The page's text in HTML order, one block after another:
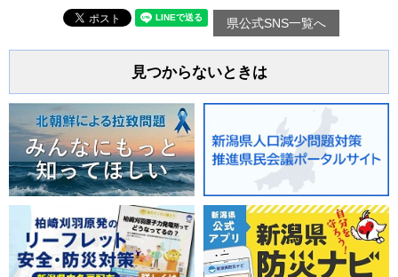
県公式SNS一覧へ
見つからないときは